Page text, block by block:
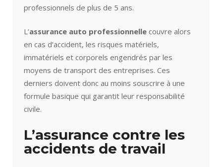
professionnels de plus de 5 ans.
L’assurance auto professionnelle couvre alors
en cas d’accident, les risques matériels,
immatériels et corporels engendrés par les
moyens de transport des entreprises. Ces
derniers doivent donc au moins souscrire à une
formule basique qui garantit leur responsabilité
civile.
L’assurance contre les
accidents de travail